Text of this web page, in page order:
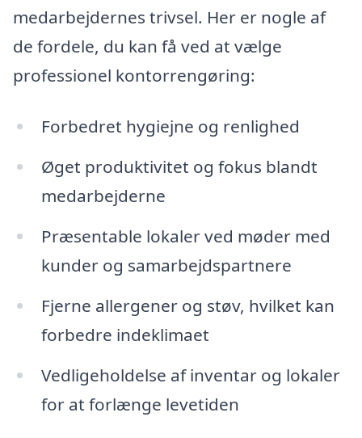
medarbejdernes trivsel. Her er nogle af
de fordele, du kan få ved at vælge
professionel kontorrengøring:
Forbedret hygiejne og renlighed
Øget produktivitet og fokus blandt
medarbejderne
Præsentable lokaler ved møder med
kunder og samarbejdspartnere
Fjerne allergener og støv, hvilket kan
forbedre indeklimaet
Vedligeholdelse af inventar og lokaler
for at forlænge levetiden